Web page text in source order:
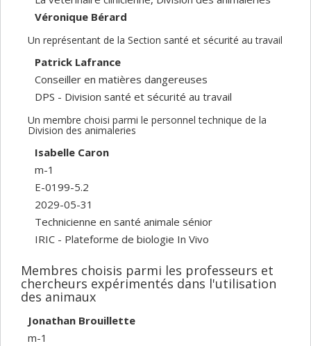
Véronique Bérard
Un représentant de la Section santé et sécurité au travail
Patrick Lafrance
Conseiller en matières dangereuses
DPS - Division santé et sécurité au travail
Un membre choisi parmi le personnel technique de la
Division des animaleries
Isabelle Caron
m-1
E-0199-5.2
2029-05-31
Technicienne en santé animale sénior
IRIC - Plateforme de biologie In Vivo
Membres choisis parmi les professeurs et
chercheurs expérimentés dans l'utilisation
des animaux
Jonathan Brouillette
m-1